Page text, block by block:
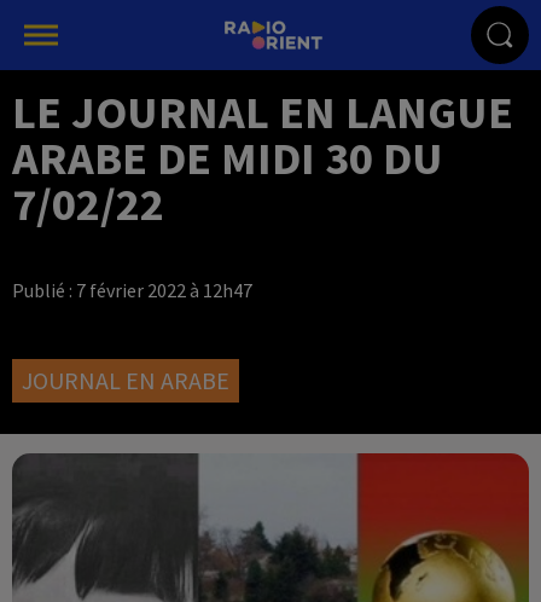
LE JOURNAL EN LANGUE
ARABE DE MIDI 30 DU
7/02/22
Publié : 7 février 2022 à 12h47
JOURNAL EN ARABE